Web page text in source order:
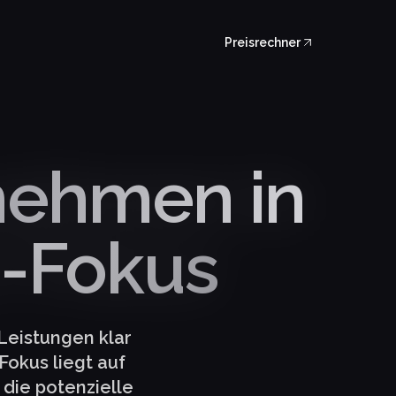
Preisrechner
in
Fokus
klar
liegt auf
die potenzielle